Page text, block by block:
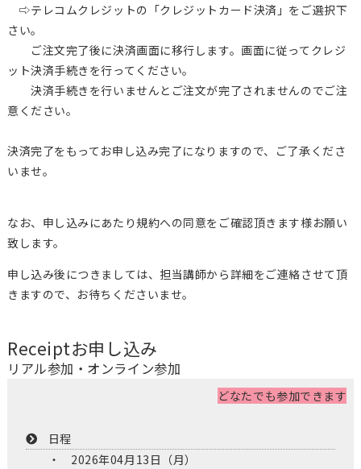
⇨テレコムクレジットの「クレジットカード決済」をご選択下
さい。
ご注文完了後に決済画面に移行します。画面に従ってクレジ
ット決済手続きを行ってください。
決済手続きを行いませんとご注文が完了されませんのでご注
意ください。
決済完了をもってお申し込み完了になりますので、ご了承くださ
いませ。
なお、申し込みにあたり規約への同意をご確認頂きます様お願い
致します。
申し込み後につきましては、担当講師から詳細をご連絡させて頂
きますので、お待ちくださいませ。
Receiptお申し込み
リアル参加・オンライン参加
どなたでも参加できます
日程
2026年04月13日（月）